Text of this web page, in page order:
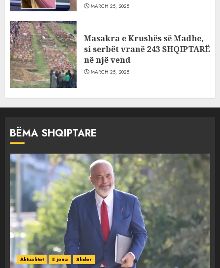
MARCH 25, 2025
Masakra e Krushës së Madhe,
si serbët vranë 243 SHQIPTARË
në një vend
MARCH 25, 2025
BËMA SHQIPTARE
Aktualitet E jona Slider